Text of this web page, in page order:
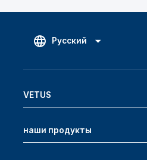
Русский
VETUS
наши продукты